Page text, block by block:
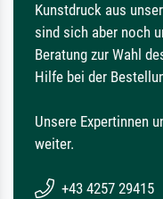
Kunstdruck aus
sind sich aber noch
Beratung zur Wahl
Hilfe bei der
Unsere Expertinnen
weiter.
+43 4257 29415